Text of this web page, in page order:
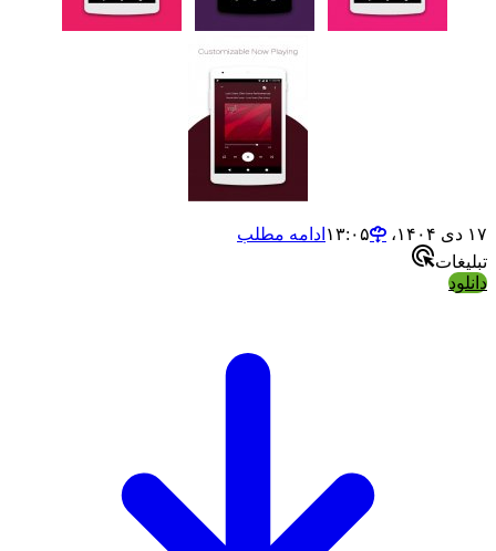
۱۷ دی ۱۴۰۴،‏ ۱۳:۰۵
ادامه مطلب
تبلیغات
دانلود